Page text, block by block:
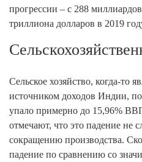
прогрессии – с 288
триллиона долларов в 2019
Сельское хозяйство, когда-то
источником доходов Индии,
упало примерно до 15,96%
отмечают, что это падение не
сокращению производства.
падение по сравнению со